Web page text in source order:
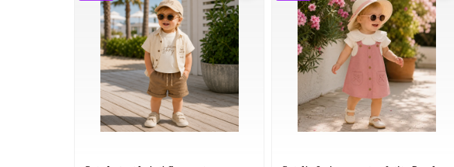
Blocuri de constructie
Electrocasnice si bucatarii